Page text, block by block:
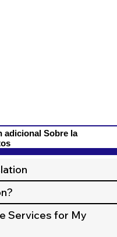
adicional Sobre la
Services for My